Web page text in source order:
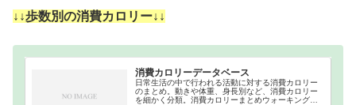
↓↓歩数別の消費カロリー↓↓
消費カロリーデータベース
日常生活の中で行われる活動に対する消費カロリー
のまとめ。動きや体重、身長別など、消費カロリー
を細かく分類。消費カロリーまとめウォーキング｜